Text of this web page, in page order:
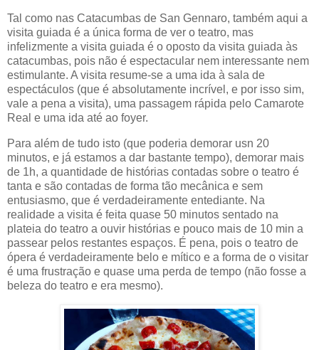
Tal como nas Catacumbas de San Gennaro, também aqui a
visita guiada é a única forma de ver o teatro, mas
infelizmente a visita guiada é o oposto da visita guiada às
catacumbas, pois não é espectacular nem interessante nem
estimulante. A visita resume-se a uma ida à sala de
espectáculos (que é absolutamente incrível, e por isso sim,
vale a pena a visita), uma passagem rápida pelo Camarote
Real e uma ida até ao foyer.
Para além de tudo isto (que poderia demorar usn 20
minutos, e já estamos a dar bastante tempo), demorar mais
de 1h, a quantidade de histórias contadas sobre o teatro é
tanta e são contadas de forma tão mecânica e sem
entusiasmo, que é verdadeiramente entediante. Na
realidade a visita é feita quase 50 minutos sentado na
plateia do teatro a ouvir histórias e pouco mais de 10 min a
passear pelos restantes espaços. É pena, pois o teatro de
ópera é verdadeiramente belo e mítico e a forma de o visitar
é uma frustração e quase uma perda de tempo (não fosse a
beleza do teatro e era mesmo).